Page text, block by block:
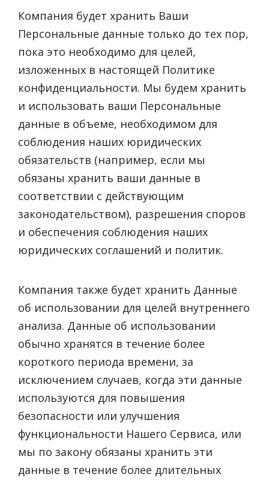
Компания будет хранить Ваши
Персональные данные только до тех пор,
пока это необходимо для целей,
изложенных в настоящей Политике
конфиденциальности. Мы будем хранить
и использовать ваши Персональные
данные в объеме, необходимом для
соблюдения наших юридических
обязательств (например, если мы
обязаны хранить ваши данные в
соответствии с действующим
законодательством), разрешения споров
и обеспечения соблюдения наших
юридических соглашений и политик.
Компания также будет хранить Данные
об использовании для целей внутреннего
анализа. Данные об использовании
обычно хранятся в течение более
короткого периода времени, за
исключением случаев, когда эти данные
используются для повышения
безопасности или улучшения
функциональности Нашего Сервиса, или
мы по закону обязаны хранить эти
данные в течение более длительных